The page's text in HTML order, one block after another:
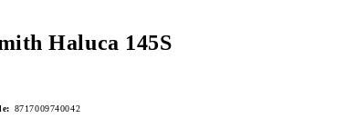
Haluca 145S
8717009740042